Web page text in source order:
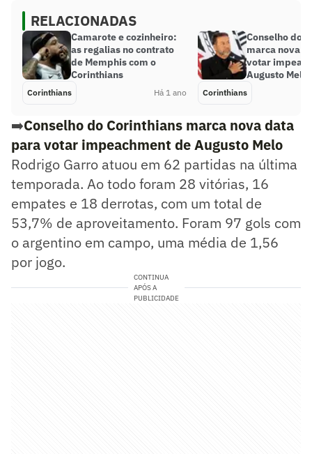
RELACIONADAS
Camarote e cozinheiro:
as regalias no contrato
de Memphis com o
Corinthians
Corinthians Há 1 ano
Conselho do
marca nova
votar
Augusto Melo
Corinthians
➡️Conselho do Corinthians marca nova data
para votar impeachment de Augusto Melo
Rodrigo Garro atuou em 62 partidas na última
temporada. Ao todo foram 28 vitórias, 16
empates e 18 derrotas, com um total de
53,7% de aproveitamento. Foram 97 gols com
o argentino em campo, uma média de 1,56
por jogo.
CONTINUA
APÓS A
PUBLICIDADE